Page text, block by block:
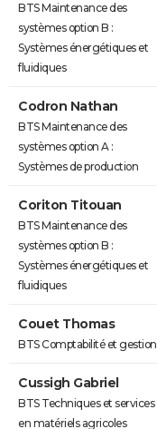
BTS Maintenance des
systèmes option B :
Systèmes énergétiques et
fluidiques
Codron Nathan
BTS Maintenance des
systèmes option A :
Systèmes de production
Coriton Titouan
BTS Maintenance des
systèmes option B :
Systèmes énergétiques et
fluidiques
Couet Thomas
BTS Comptabilité et gestion
Cussigh Gabriel
BTS Techniques et services
en matériels agricoles